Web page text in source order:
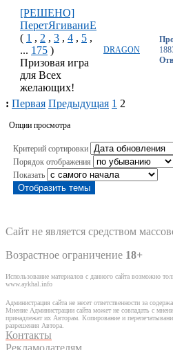
[РЕШЕНО]
ПеретЯгиваниЕ
( 1 , 2 , 3 , 4 , 5 ,
... 175 )
Призовая игра
для Всех
желающих!
DRAGON
: Первая Предыдущая 1 2
Опции просмотра
Критерий сортировки
Порядок отображения
Показать
Отобразить темы
Сайт не является средством
Возрастное ограничение 18+
Использование материалов с данного сайта возможно
www.aykhal.info
Администрация сайта не несет ответственности за
Мнение Администрации сайта может не совпадать с
принадлежат их Авторам. Копирование и
разрешения Автора.
Контакты
Рекламодателям